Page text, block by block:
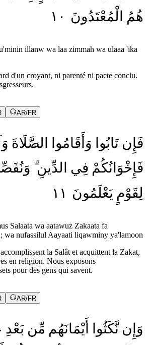
هُمُ
الْمُعْتَدُونَ ١٠
illanw wa laa zimmah wa ulaaa 'ika
d'un croyant, ni parenté ni pacte conclu.
AR/FR
فَإِن تَابُوا وَأَقَامُوا الصَّلَاةَ
فَإِخْوَانُكُمْ فِي الدِّينِ
لِقَوْمٍ يَعْلَمُونَ ١١
Salaata wa aatawuz Zakaata fa
wa nufassilul Aayaati liqawminy ya'lamoon
la Salât et acquittent la Zakat,
en religion. Nous exposons
pour des gens qui savent.
AR/FR
وَإِن نَّكَثُوا أَيْمَانَهُم مِّن بَعْدِ